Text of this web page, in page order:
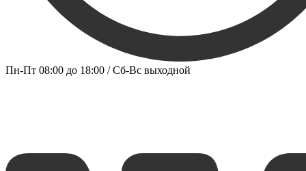
Пн-Пт 08:00 до 18:00 / Сб-Вс выходной